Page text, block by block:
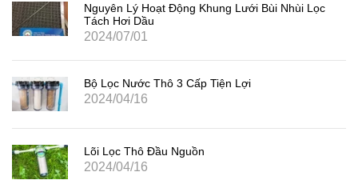
Nguyên Lý Hoạt Động Khung Lưới Bùi Nhùi Lọc
Tách Hơi Dầu
2024/07/01
Bộ Lọc Nước Thô 3 Cấp Tiện Lợi
2024/04/16
Lõi Lọc Thô Đầu Nguồn
2024/04/16